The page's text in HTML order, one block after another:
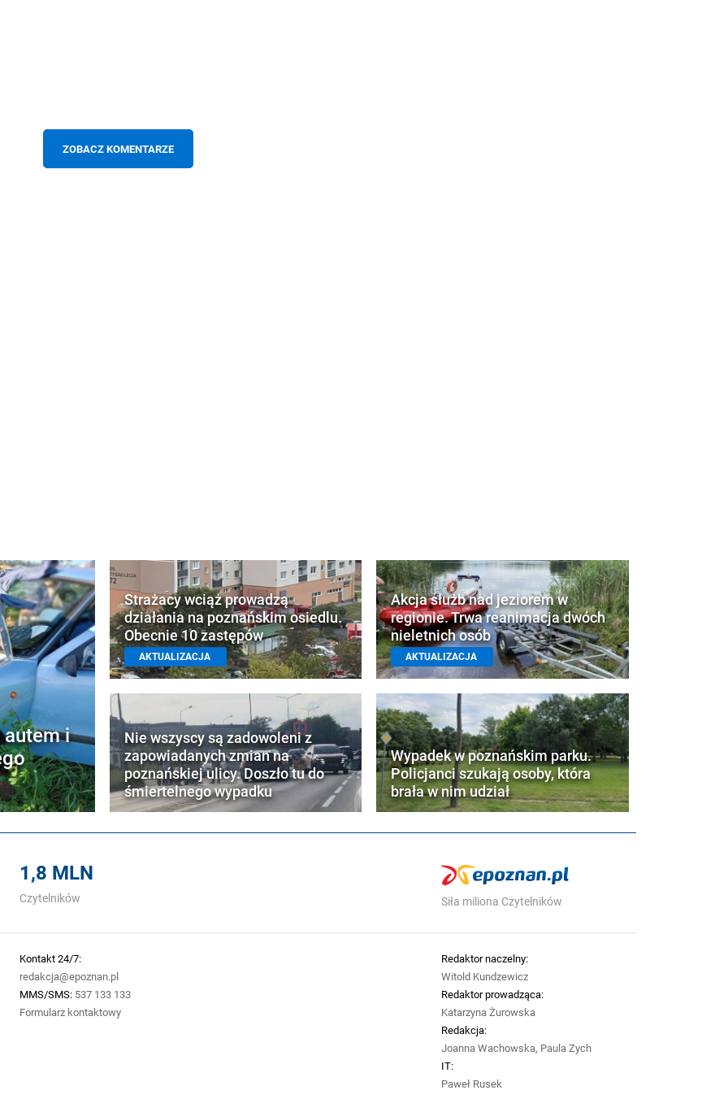
ZOBACZ KOMENTARZE
autem i
Strażacy wciąż prowadzą
działania na poznańskim osiedlu.
Obecnie 10 zastępów
AKTUALIZACJA
Nie wszyscy są zadowoleni z
zapowiadanych zmian na
poznańskiej ulicy. Doszło tu do
śmiertelnego wypadku
Akcja służb nad jeziorem w
regionie. Trwa reanimacja dwóch
nieletnich osób
AKTUALIZACJA
Wypadek w poznańskim parku.
Policjanci szukają osoby, która
brała w nim udział
1,8 MLN
Czytelników Siła miliona Czytelników
Kontakt 24/7:
redakcja@epoznan.pl
MMS/SMS: 537 133 133
Formularz kontaktowy
Redaktor naczelny:
Witold Kundzewicz
Redaktor prowadząca:
Katarzyna Żurowska
Redakcja:
Joanna Wachowska, Paula Zych
IT:
Paweł Rusek